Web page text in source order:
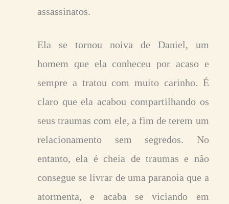
assassinatos.
Ela se tornou noiva de Daniel, um
homem que ela conheceu por acaso e
sempre a tratou com muito carinho. É
claro que ela acabou compartilhando os
seus traumas com ele, a fim de terem um
relacionamento sem segredos. No
entanto, ela é cheia de traumas e não
consegue se livrar de uma paranoia que a
atormenta, e acaba se viciando em